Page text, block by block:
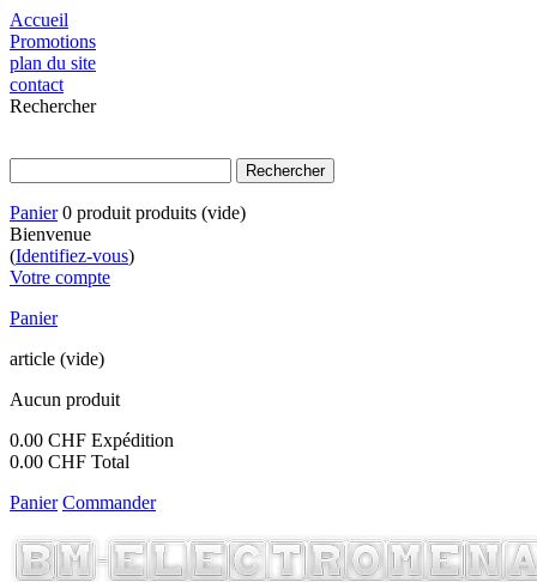
Accueil
Promotions
plan du site
contact
Rechercher
Panier 0 produit produits (vide)
Bienvenue
(Identifiez-vous)
Votre compte
Panier
article (vide)
Aucun produit
0.00 CHF Expédition
0.00 CHF Total
Panier Commander